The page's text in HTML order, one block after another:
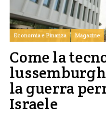
Economia e Finanza Magazine
Come la
la guerra
Israele